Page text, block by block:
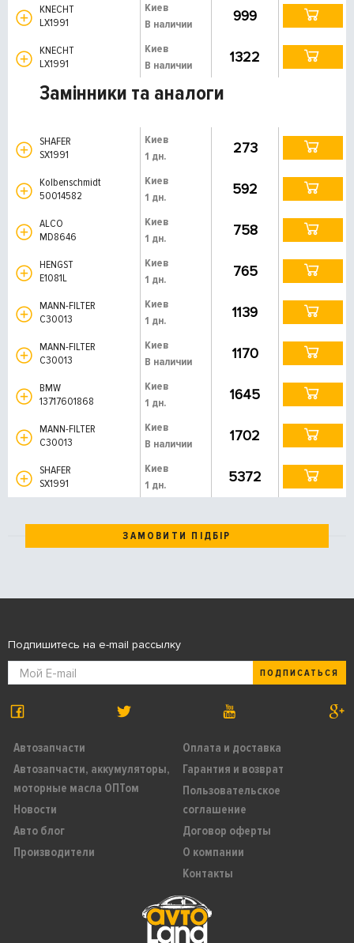
KNECHT
LX1991
Киев
В наличии
999
KNECHT
LX1991
Киев
В наличии
1322
Замінники та аналоги
SHAFER
SX1991
Киев
1 дн.
273
Kolbenschmidt
50014582
Киев
1 дн.
592
ALCO
MD8646
Киев
1 дн.
758
HENGST
E1081L
Киев
1 дн.
765
MANN-FILTER
C30013
Киев
1 дн.
1139
MANN-FILTER
C30013
Киев
В наличии
1170
BMW
13717601868
Киев
1 дн.
1645
MANN-FILTER
C30013
Киев
В наличии
1702
SHAFER
SX1991
Киев
1 дн.
5372
ЗАМОВИТИ ПІДБІР
Автозапчасти
Автозапчасти, аккумуляторы,
моторные масла ОПТом
Новости
Авто блог
Производители
Оплата и доставка
Гарантия и возврат
Пользовательское
соглашение
Договор оферты
О компании
Контакты
Подпишитесь на e-mail рассылку
ПОДПИСАТЬСЯ